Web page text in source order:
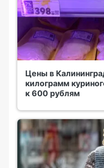
Цены в
килограмм
к 600 рублям